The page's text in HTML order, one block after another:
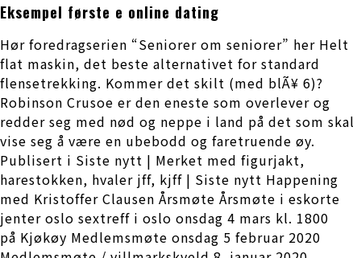
Eksempel første e online dating
Hør foredragserien “Seniorer om seniorer” her Helt
flat maskin, det beste alternativet for standard
flensetrekking. Kommer det skilt (med blÃ¥ 6)?
Robinson Crusoe er den eneste som over­lever og
redder seg med nød og neppe i land på det som skal
vise seg å være en ubebodd og faretruende øy.
Publisert i Siste nytt | Merket med figurjakt,
harestokken, hvaler jff, kjff | Siste nytt Happening
med Kristoffer Clausen Årsmøte Årsmøte i eskorte
jenter oslo sextreff i oslo onsdag 4 mars kl. 1800
på Kjøkøy Medlemsmøte onsdag 5 februar 2020